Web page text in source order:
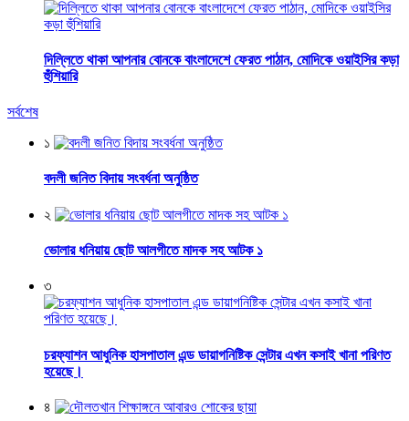
দিল্লিতে থাকা আপনার বোনকে বাংলাদেশে ফেরত পাঠান, মোদিকে ওয়াইসির কড়া
হুঁশিয়ারি
সর্বশেষ
১
বদলী জনিত বিদায় সংবর্ধনা অনুষ্ঠিত
২
ভোলার ধনিয়ায় ছোট আলগীতে মাদক সহ আটক ১
৩
চরফ্যাশন আধুনিক হাসপাতাল এন্ড ডায়াগনিষ্টিক সেন্টার এখন কসাই খানা পরিণত
হয়েছে।
৪